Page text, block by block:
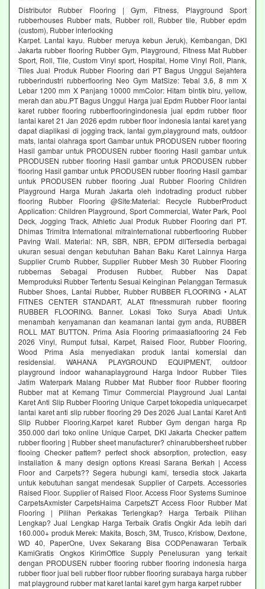
Distributor Rubber Flooring | Gym, Fitness, Playground Sport
rubberhouses Rubber mats, Rubber roll, Rubber tile, Rubber epdm
(custom), Rubber interlocking
Karpet. Lantai kayu. Rubber meruya kebun Jeruk), Kembangan, DKI
Jakarta rubber flooring Rubber Gym, Playground, Fitness Mat Rubber
Sport, Roll, Tile, Custom Vinyl sport, Hospital, Home Vinyl Roll, Plank,
Tiles Jual Produk Rubber Flooring dari PT Bagus Unggul Sejahtera
rubberindustri rubberflooring Neo Gym MatSize: Tebal 3,6, 8 mm X
Lebar 1200 mm X Panjang 10000 mmColor: Hitam bintik biru, yellow,
merah dan abu.PT Bagus Unggul Harga jual Epdm Rubber Floor lantai
karet rubber flooring rubberflooringindonesia jual epdm rubber floor
lantai karet 21 Jan 2026 epdm rubber floor indonesia lantai karet yang
dapat diaplikasi di jogging track, lantai gym,playground mats, outdoor
mats, lantai olahraga sport Gambar untuk PRODUSEN rubber flooring
Hasil gambar untuk PRODUSEN rubber flooring Hasil gambar untuk
PRODUSEN rubber flooring Hasil gambar untuk PRODUSEN rubber
flooring Hasil gambar untuk PRODUSEN rubber flooring Hasil gambar
untuk PRODUSEN rubber flooring Jual Rubber Flooring Children
Playground Harga Murah Jakarta oleh indotrading product rubber
flooring Rubber Flooring @Site:Material: Recycle RubberProduct
Application: Children Playground, Sport Commercial, Water Park, Pool
Deck, Jogging Track, Athletic Jual Produk Rubber Flooring dari PT.
Dhimas Trimitra International mitrainternational rubberflooring Rubber
Paving Wall. Material: NR, SBR, NBR, EPDM dllTersedia berbagai
ukuran sesuai dengan kebutuhan Bahan Baku Karet Lainnya Harga
Supplier Crumb Rubber, Supplier Rubber Mesh 30 Rubber Flooring
rubbernas Sebagai Produsen Rubber, Rubber Nas Dapat
Memproduksi Rubber Tertentu Sesuai Keinginan Pelanggan Termasuk
Rubber Shoes, Lantai Rubber, Rubber RUBBER FLOORING • ALAT
FITNES CENTER STANDART, ALAT fitnessmurah rubber flooring
RUBBER FLOORING. Banner. Lokasi Toko Surya Abadi Untuk
menambah kenyamanan dan keamanan lantai gym anda, RUBBER
ROLL MAT BUTTON. Prima Asia Flooring primaasiaflooring 24 Feb
2026 Vinyl, Rumput futsal, Karpet, Raised Floor, Rubber Flooring,
Wood Prima Asia menyediakan produk lantai komersial dan
residensial. WAHANA PLAYGROUND EQUIPMENT, outdoor
playground indoor wahanaplayground Harga Indoor Rubber Tiles
Jatim Waterpark Malang Rubber Mat Rubber floor Rubber flooring
Rubber mat at Kemang Timur Commercial Playground Jual Lantai
Karet Anti Slip Rubber Flooring Unique Carpet tokopedia uniquecarpet
lantai karet anti slip rubber flooring 29 Des 2026 Jual Lantai Karet Anti
Slip Rubber Flooring,Karpet karet Rubber Gym dengan harga Rp
350.000 dari toko online Unique Carpet, DKI Jakarta Checker pattem
rubber flooring | Rubber sheet manufacturer? chinarubbersheet rubber
flooing Checker pattem? perfect shock absorption, protection, easy
installation & many design options Kreasi Sarana Berkah | Access
Floor and Carpets?? Segera hubungi kami, tersedia stock Jakarta
untuk kebutuhan sangat mendesak Supplier of Carpets. Accessories
Raised Floor. Supplier of Raised Floor. Access Floor Systems Suminoe
CarpetsAxmister CarpetsHaima CarpetsZT Access Floor Rubber Mat
Flooring | Pilihan Perkakas Terlengkap? Harga Terbaik Pilihan
Lengkap? Jual Lengkap Harga Terbaik Gratis Ongkir Ada lebih dari
160.000+ produk Merek: Makita, Bosch, 3M, Trusco, Krisbow, Dextone,
WD 40, PaperOne, Uvex Sekarang Bisa CODPenawaran Terbaik
KamiGratis Ongkos KirimOffice Supply Penelusuran yang terkait
dengan PRODUSEN rubber flooring rubber flooring indonesia harga
rubber floor jual beli rubber floor rubber flooring surabaya harga rubber
mat playground rubber mat karet lantai karet gym harga karpet rubber